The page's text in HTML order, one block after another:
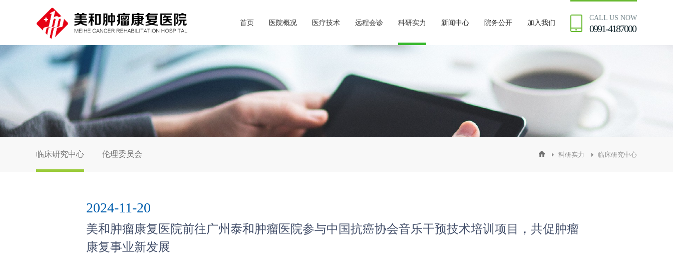
CALL US NOW
0991-4187000
首页 医院概况 医疗技术 远程会诊 科研实力 新闻中心 院务公开 加入我们
临床研究中心 伦理委员会 科研实力 临床研究中心
2024-11-20
美和肿瘤康复医院前往广州泰和肿瘤医院参与中国抗癌协会音乐干预技术培训项目，共促肿瘤
康复事业新发展